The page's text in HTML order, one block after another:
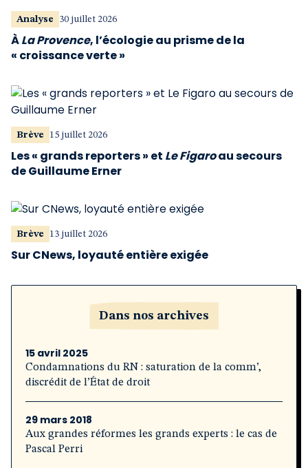
Analyse 30 juillet 2026
ÀLa Provence, l’écologie au prisme de la
« croissance verte »
Brève 15 juillet 2026
Les « grands reporters » et Le Figaroau secours
de Guillaume Erner
Brève 13 juillet 2026
Sur CNews, loyauté entière exigée
Dans nos archives
15 avril 2025
Condamnations du RN : saturation de la comm’,
discrédit de l’État de droit
29 mars 2018
Aux grandes réformes les grands experts : le cas de
Pascal Perri